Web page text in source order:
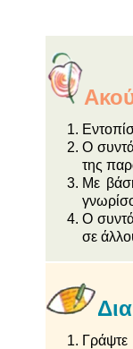
Ο
της
Με
Ο
σε